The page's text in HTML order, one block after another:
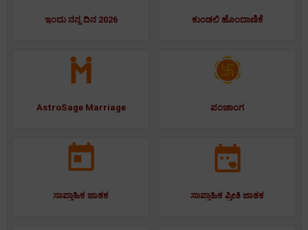
ಇಂದು ನನ್ನ ದಿನ 2026 ಕುಂಡಲಿ ಹೊಂದಾಣಿಕೆ
AstroSage Marriage ಪಂಚಾಂಗ
ಸಾಪ್ತಾಹಿಕ ಜಾತಕ ಸಾಪ್ತಾಹಿಕ ಪ್ರೀತಿ ಜಾತಕ